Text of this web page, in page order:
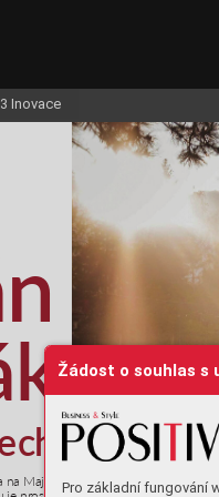
Žádost o souhlas
Pro základní fungování
k
h
na Maj
Inovace